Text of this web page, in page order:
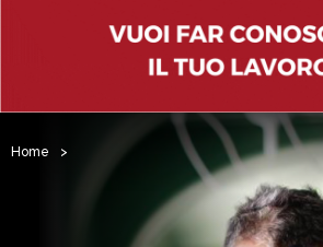
Home >